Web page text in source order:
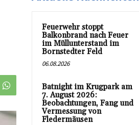
Feuerwehr stoppt
Balkonbrand nach Feuer
im Müllunterstand im
Bornstedter Feld
06.08.2026
Batnight im Krugpark am
7. August 2026:
Beobachtungen, Fang und
Vermessung von
Fledermäusen